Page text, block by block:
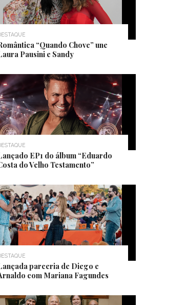
“Quando Chove” une
Pausini e Sandy
EP1 do álbum “Eduardo
do Velho Testamento”
parceria de Diego e
com Mariana Fagundes